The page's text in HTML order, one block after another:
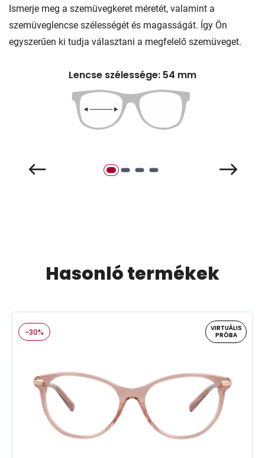
Ismerje meg a szemüvegkeret méretét, valamint a
szemüveglencse szélességét és magasságát. Így Ön
egyszerűen ki tudja választani a megfelelő szemüveget.
Lencse szélessége: 54 mm
Hasonló termékek
-30%
VIRTUÁLIS
PRÓBA